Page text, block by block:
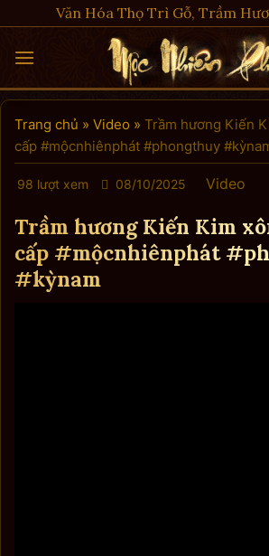
to
content
Văn Hóa Thọ Trì Gỗ, Trầm
Trang chủ » Video » Trầm hương Kiến
cấp #mộcnhiênphát #phongthuy
98 lượt xem 08/10/2025 Video
Trầm hương Kiến Kim
cấp #mộcnhiênphát
#kỳnam